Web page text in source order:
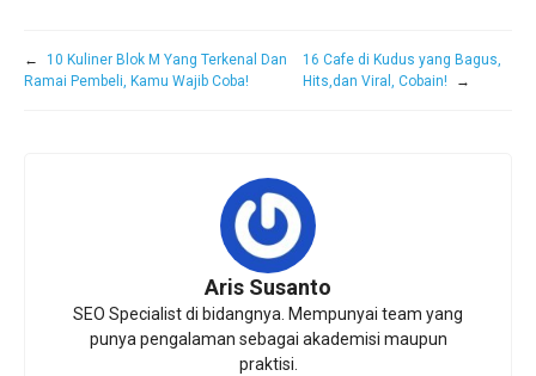
←
10 Kuliner Blok M Yang Terkenal Dan
Ramai Pembeli, Kamu Wajib Coba!
16 Cafe di Kudus yang Bagus,
Hits,dan Viral, Cobain!
→
Aris Susanto
SEO Specialist di bidangnya. Mempunyai team yang
punya pengalaman sebagai akademisi maupun
praktisi.